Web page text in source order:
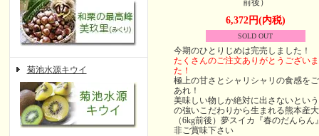
菊池水源キウイ
前後）
6,372円(内税)
SOLD OUT
今期のひとりじめは完売しました！
たくさんのご注文ありがとうござい
た！
極上の甘さとシャリシャリの食感を
あれ！
美味しい物しか絶対に出さないとい
の強いこだわりから生まれる熊本産
（6kg前後）夢スイカ『春のだんらん
非ご賞味下さい